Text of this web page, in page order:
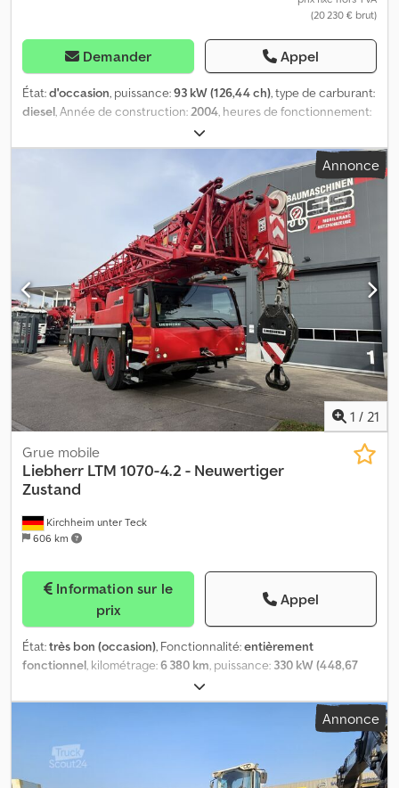
(20 230 € brut)
Demander Appel
État:d'occasion, puissance:93 kW (126,44 ch), type de carburant:
diesel, Année de construction:2004, heures de fonctionnement:
, Domaine d'application: Construction Dkedpfsyc Uutox
Apyer
Annonce
1 / 21
Kirchheim unter Teck
606 km
Grue mobile
Liebherr LTM 1070-4.2 - Neuwertiger
Zustand
prix
Appel
État:très bon (occasion), Fonctionnalité:entièrement
fonctionnel, kilométrage:6 380 km, puissance: 330 kW (448,67
automatique
couleur:rouge, poids total:52 000 kg, dimension des pneus:
10/2026,
classe d'émission:
, suspension: hydraulique,
Année de construction:
, heures de fonctionnement:1 709 h,
Annonce